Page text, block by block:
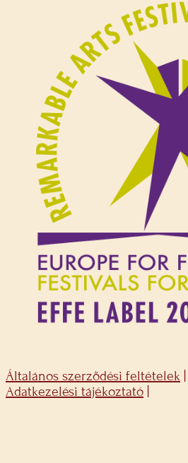
Általános szerződési feltételek
Adatkezelési tájékoztató